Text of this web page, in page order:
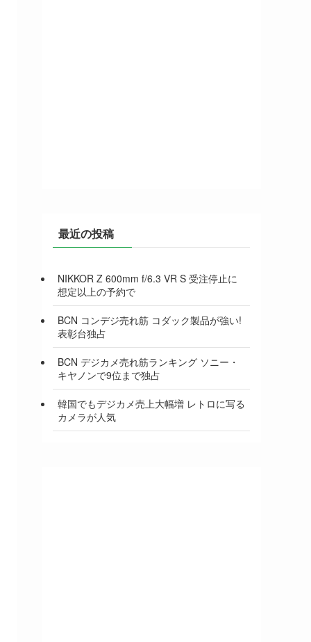
最近の投稿
NIKKOR Z 600mm f/6.3 VR S 受注停止に
想定以上の予約で
BCN コンデジ売れ筋 コダック製品が強い!
表彰台独占
BCN デジカメ売れ筋ランキング ソニー・
キヤノンで9位まで独占
韓国でもデジカメ売上大幅増 レトロに写る
カメラが人気